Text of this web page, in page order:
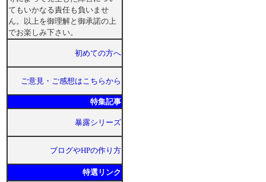
てもいかなる責任も負いませ
ん。以上を御理解と御承諾の上
でお楽しみ下さい。
初めての方へ
ご意見・ご感想はこちらから
特集記事
暴露シリーズ
ブログやHPの作り方
特選リンク